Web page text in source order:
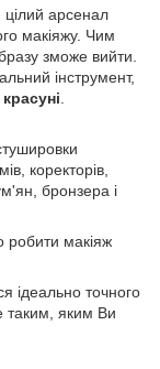
цілий арсенал
макіяжу. Чим
зможе вийти.
інструмент,
.
коректорів,
бронзера і
робити макіяж
ідеально точного
таким, яким Ви